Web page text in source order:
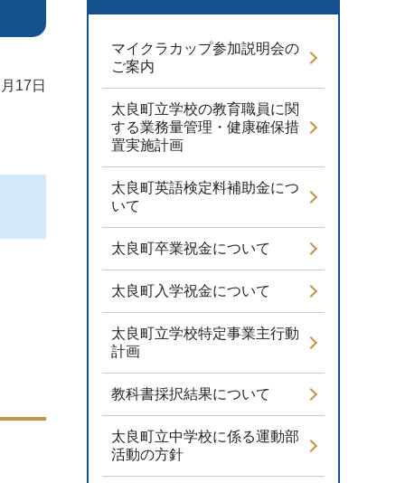
マイクラカップ参加説明会の
ご案内
太良町立学校の教育職員に関
する業務量管理・健康確保措
置実施計画
太良町英語検定料補助金につ
いて
太良町卒業祝金について
太良町入学祝金について
太良町立学校特定事業主行動
計画
教科書採択結果について
太良町立中学校に係る運動部
活動の方針
17日